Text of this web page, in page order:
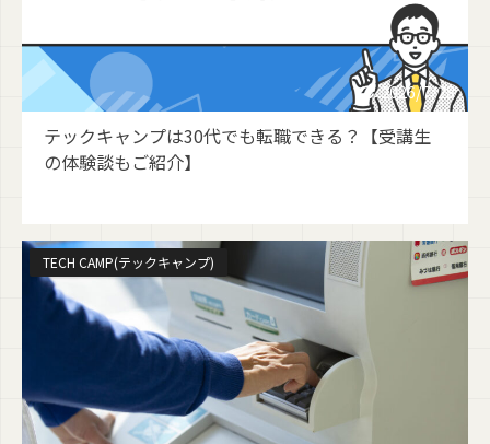
2026/7/28
テックキャンプは30代でも転職できる？【受講生
の体験談もご紹介】
TECH CAMP(テックキャンプ)